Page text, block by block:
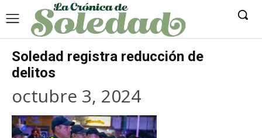
Soledad registra reducción de
delitos
octubre 3, 2024